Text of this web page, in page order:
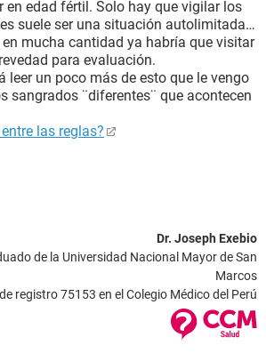
en edad fértil. Solo hay que vigilar los
suele ser una situación autolimitada…
mucha cantidad ya habría que visitar
para evaluación.
leer un poco más de esto que le vengo
sangrados ¨diferentes¨ que acontecen
las reglas?
Dr. Joseph Exebio
de la Universidad Nacional Mayor de San
Marcos
registro 75153 en el Colegio Médico del Perú